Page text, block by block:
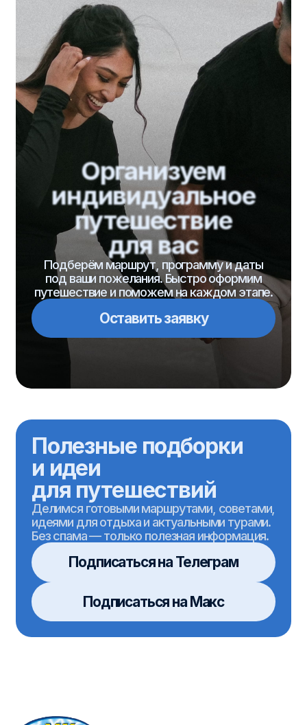
Оставить заявку
Полезные подборки
и идеи
для путешествий
Делимся готовыми маршрутами, советами,
идеями для отдыха и актуальными турами.
Без спама — только полезная информация.
Подписаться на Телеграм
Подписаться на Макс
Туры
по направлению
по Казани
по Татарстану
по России
за Границу
на Новый год
Масленица
Производственные
День Победы
Школьные лагеря
Индивидуальные туры
Для школ
О нас
Контакты
+7 (967) 378-77-20
+7 (939) 734-19-00
+7 (843) 526-05-35
mk-travel2006@mail.ru
г.Казань, ул. Парижской Коммуны, 14,